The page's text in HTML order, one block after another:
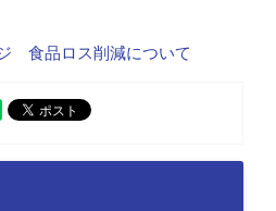
食品ロス削減について